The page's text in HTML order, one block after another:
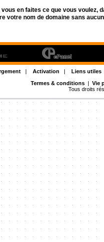
vous en faites ce que vous
votre nom de domaine sans
| Activation | Liens utiles
Termes & conditions| Vie
Tous droits